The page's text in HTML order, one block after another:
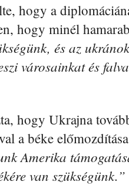
hogy a
hogy minél
és az
városainkat és
hogy Ukrajna
a béke
Amerika
van szükségünk.”